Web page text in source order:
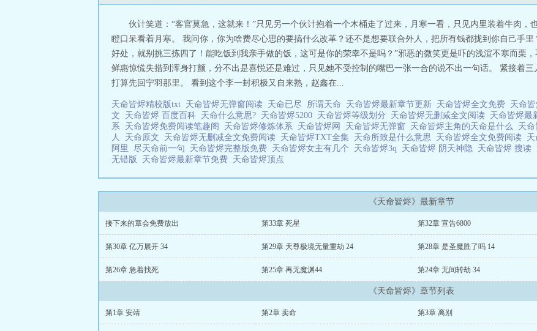
伙计笑道：“客官莫急，这就来！”只见另一个伙计抱着一个木桶走了过来，月寒一看，只见内里装着牛肉，
瞪口呆看着月寒。 我问你，你为啥费尽心思的要搞什么改革？还不是想要联合外人，把所有钱都拢到你自己手
好处，就别挑三拣四了！能吃饭到我亲手做的饭，这可是你的荣幸不是吗？”邪恶的微笑更是吓的浅渲不寒而栗
鲜惠惊慌失措到浑身打颤，分不出是喜悦还是难过，只见她不受控制的嘴巴一张一合的说不出一句话。 紧接着
打算先回宁羽那里。 看到这个李一封积极又自来熟，赵鑫在...
天命皆烬精校版txt 天命皆烬无弹窗阅读 天命已尽 所谓天命 天命皆烬最新章节更新 天命皆烬全文免费 天命
文 天命皆烬 百度百科 天命什么意思? 天命皆烬5200 天命皆烬等级划分 天命皆烬无删减全文阅读 天命皆烬最
系 天命皆烬免费阅读笔趣阁 天命皆烬修炼体系 天命皆烬网 天命皆烬无弹窗 天命皆烬主角的天命是什么 天
人 天命原文 天命皆烬无删减全文免费阅读 天命皆烬TXT全集 天命所致是什么意思 天命皆烬全文免费阅读
阿里 尽天命前一句 天命皆烬完整版免费 天命皆烬女主有几个 天命皆烬3q 天命皆烬 阴天神隐 天命皆烬 搜读
无错版 天命皆烬最新章节免费 天命皆烬顶点
《天命皆烬》最新章节
接下来的章会免费放出 第33章 死星 第32章 宣告6800
第30章 亿万展开 34 第29章 天尊极境无量重劫 24 第28章 是圣魔胜了吗 14
第26章 急着找死 第25章 再无魔渊44 第24章 无间转劫 34
《天命皆烬》章节列表
第1章 安靖 第2章 卖命 第3章 离别